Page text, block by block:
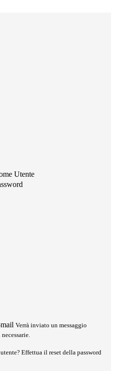
Utente
Verrà inviato un messaggio
Effettua il reset della password